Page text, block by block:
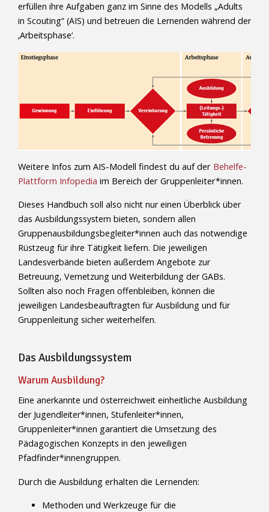
erfüllen ihre Aufgaben ganz im Sinne des Modells „Adults
in Scouting“ (AIS) und betreuen die Lernenden während der
‚Arbeitsphase‘.
Weitere Infos zum AIS-Modell findest du auf der Behelfe-
Plattform Infopedia im Bereich der Gruppenleiter*innen.
Dieses Handbuch soll also nicht nur einen Überblick über
das Ausbildungssystem bieten, sondern allen
Gruppenausbildungsbegleiter*innen auch das notwendige
Rüstzeug für ihre Tätigkeit liefern. Die jeweiligen
Landesverbände bieten außerdem Angebote zur
Betreuung, Vernetzung und Weiterbildung der GABs.
Sollten also noch Fragen offenbleiben, können die
jeweiligen Landesbeauftragten für Ausbildung und für
Gruppenleitung sicher weiterhelfen.
Das Ausbildungssystem
Warum Ausbildung?
Eine anerkannte und österreichweit einheitliche Ausbildung
der Jugendleiter*innen, Stufenleiter*innen,
Gruppenleiter*innen garantiert die Umsetzung des
Pädagogischen Konzepts in den jeweiligen
Pfadfinder*innengruppen.
Durch die Ausbildung erhalten die Lernenden:
Methoden und Werkzeuge für die